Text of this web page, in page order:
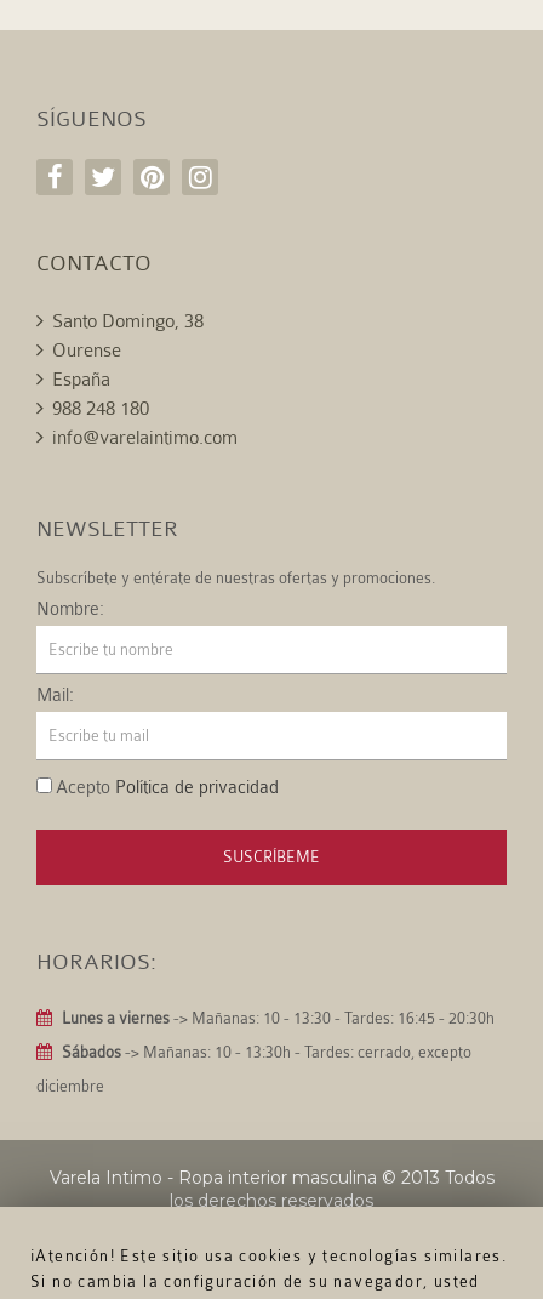
¡Atención! Este sitio usa cookies y tecnologías similares.
Si no cambia la configuración de su navegador, usted
SÍGUENOS
CONTACTO
Santo Domingo, 38
Ourense
España
988 248 180
info@varelaintimo.com
NEWSLETTER
Subscríbete y entérate de nuestras ofertas y promociones.
Nombre:
Mail:
Acepto Política de privacidad
SUSCRÍBEME
HORARIOS:
Lunes a viernes -> Mañanas: 10 - 13:30 - Tardes: 16:45 - 20:30h
Sábados -> Mañanas: 10 - 13:30h - Tardes: cerrado, excepto
diciembre
Varela Intimo - Ropa interior masculina © 2013 Todos
los derechos reservados